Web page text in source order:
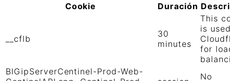
Cookie
Duración
__cflb
30
minutes
This
is
for
BIGipServerCentinel-Prod-Web-
No